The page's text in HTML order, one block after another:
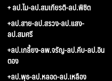
+ ลป.ไม-ลป.สมเกียรติ-ลป.พิชิต
+ลป.สาย-ลป.สรวง-ลป.แสง-
ลป.สมศรี
+ลป.เกลี้ยง-ลพ.จรัญ-ลป.คีบ-ลป.อิน
ตอง
+ลป.พุธ-ลป.หลอด-ลป.เหลือง